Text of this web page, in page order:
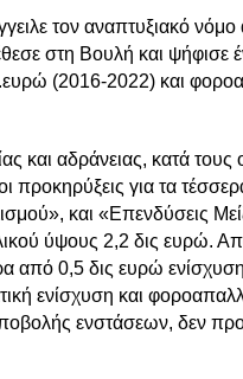
τον αναπτυξιακό νόμο
στη Βουλή και ψήφισε
(2016-2022) και
και αδράνειας, κατά τους
προκηρύξεις για τα
και «Επενδύσεις
ύψους 2,2 δις ευρώ.
από 0,5 δις ευρώ
ενίσχυση και
ενστάσεων, δεν